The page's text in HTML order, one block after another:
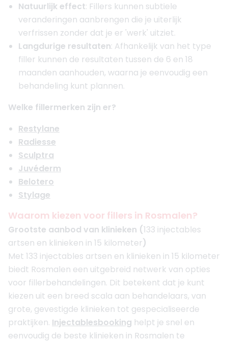
Natuurlijk effect: Fillers kunnen subtiele
veranderingen aanbrengen die je uiterlijk
verfrissen zonder dat je er 'werk' uitziet.
Langdurige resultaten: Afhankelijk van het type
filler kunnen de resultaten tussen de 6 en 18
maanden aanhouden, waarna je eenvoudig een
behandeling kunt plannen.
Welke fillermerken zijn er?
Restylane
Radiesse
Sculptra
Juvéderm
Belotero
Stylage
Waarom kiezen voor fillers in Rosmalen?
Grootste aanbod van klinieken (133 injectables
artsen en klinieken in 15 kilometer)
Met 133 injectables artsen en klinieken in 15 kilometer
biedt Rosmalen een uitgebreid netwerk van opties
voor fillerbehandelingen. Dit betekent dat je kunt
kiezen uit een breed scala aan behandelaars, van
grote, gevestigde klinieken tot gespecialiseerde
praktijken. Injectablesbooking helpt je snel en
eenvoudig de beste klinieken in Rosmalen te